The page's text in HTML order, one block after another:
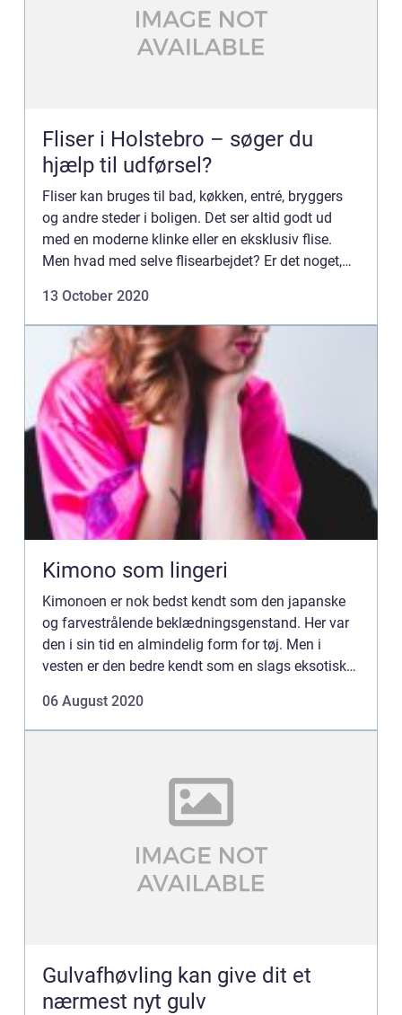
Fliser i Holstebro – søger du
hjælp til udførsel?
Fliser kan bruges til bad, køkken, entré, bryggers
og andre steder i boligen. Det ser altid godt ud
med en moderne klinke eller en eksklusiv flise.
Men hvad med selve flisearbejdet? Er det noget,
hjæ...
13 October 2020
Kimono som lingeri
Kimonoen er nok bedst kendt som den japanske
og farvestrålende beklædningsgenstand. Her var
den i sin tid en almindelig form for tøj. Men i
vesten er den bedre kendt som en slags eksotisk
den ikke k...
06 August 2020
Gulvafhøvling kan give dit et
nærmest nyt gulv